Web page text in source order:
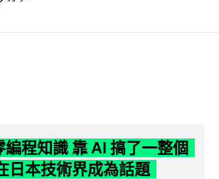
編程知識 靠 AI 搞了一整個
日本技術界成為話題